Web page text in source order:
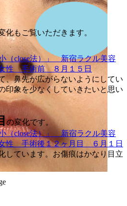
化もご覧いただきます。
、鼻先が広がらないようにしてい
印象を少なくしていきたいと思い
の変化です。
しています。お傷痕はかなり目立